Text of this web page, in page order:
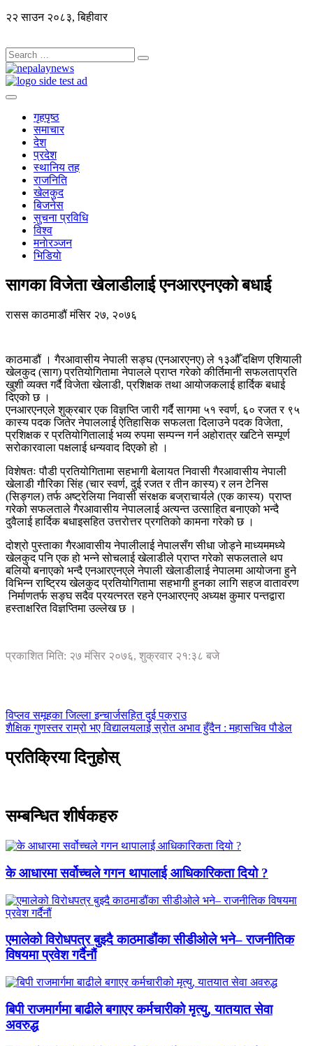
२२ साउन २०८३, बिहीवार
गृहपृष्ठ
समाचार
देश
प्रदेश
स्थानिय तह
राजनिति
खेलकुद
बिजनेस
सुचना प्रविधि
विश्व
मनाेरञ्जन
भिडियाे
सागका विजेता खेलाडीलाई एनआरएनएको बधाई
राससकाठमाडौंमंसिर २७, २०७६
काठमाडौं । गैरआवासीय नेपाली सङ्घ (एनआरएनए) ले १३औँ दक्षिण एशियाली
खेलकुद (साग) प्रतियोगितामा नेपालले प्राप्त गरेको कीर्तिमानी सफलताप्रति
खुशी व्यक्त गर्दै विजेता खेलाडी, प्रशिक्षक तथा आयोजकलाई हार्दिक बधाई
दिएको छ ।
एनआरएनएले शुक्रबार एक विज्ञप्ति जारी गर्दै सागमा ५१ स्वर्ण, ६० रजत र ९५
कास्य पदक जितेर नेपाललाई ऐतिहासिक सफलता दिलाउने पदक विजेता,
प्रशिक्षक र प्रतियोगितालाई भव्य रुपमा सम्पन्न गर्न अहोरात्र खटिने सम्पूर्ण
सरोकारवाला पक्षलाई धन्यवाद दिएको हो ।
विशेषतः पौडी प्रतियोगितामा सहभागी बेलायत निवासी गैरआवासीय नेपाली
खेलाडी गौरिका सिंह (चार स्वर्ण, दुई रजत र तीन कास्य) र लन टेनिस
(सिङ्गल) तर्फ अष्ट्रेलिया निवासी संरक्षक बज्राचार्यले (एक कास्य) प्राप्त
गरेको सफलताले गैरआवासीय नेपाललाई अत्यन्त उत्साहित बनाएको भन्दै
दुवैलाई हार्दिक बधाइसहित उत्तरोत्तर प्रगतिको कामना गरेको छ ।
दोश्रो पुस्ताका गैरआवासीय नेपालीलाई नेपालसँग सीधा जोड्ने माध्यममध्ये
खेलकुद पनि एक हो भन्ने सोचलाई खेलाडीले प्राप्त गरेको सफलताले थप
बलियो बनाएको भन्दै एनआरएनएले नेपाली खेलाडीलाई नेपालमा आयोजना हुने
विभिन्न राष्ट्रिय खेलकुद प्रतियोगितामा सहभागी हुनका लागि सहज वातावरण
निर्माणतर्फ सङ्घ सदैव प्रयत्नरत रहने एनआरएनए अध्यक्ष कुमार पन्तद्वारा
हस्ताक्षरित विज्ञप्तिमा उल्लेख छ ।
प्रकाशित मिति: २७ मंसिर २०७६, शुक्रवार २१:३८ बजे
विप्लव समूहका जिल्ला इन्चार्जसहित दुई पक्राउ
शैक्षिक गुणस्तर राम्रो भए विद्यालयलाई स्रोत अभाव हुँदैन : महासचिव पौडेल
प्रतिक्रिया दिनुहोस्
सम्बन्धित शीर्षकहरु
के आधारमा सर्वोच्चले गगन थापालाई आधिकारिकता दियो ?
एमालेको विरोधपत्र बुझ्दै काठमाडौंका सीडीओले भने– राजनीतिक
विषयमा प्रवेश गर्दैनौं
बिपी राजमार्गमा बाढीले बगाएर कर्मचारीको मृत्यु, यातयात सेवा
अवरुद्ध